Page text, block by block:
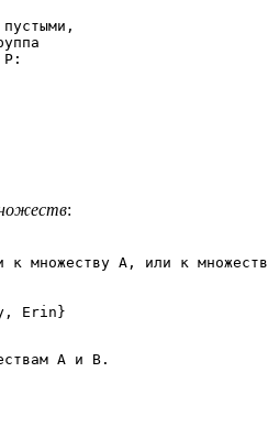
:
к множеству А, или к
Erin}
А и B.